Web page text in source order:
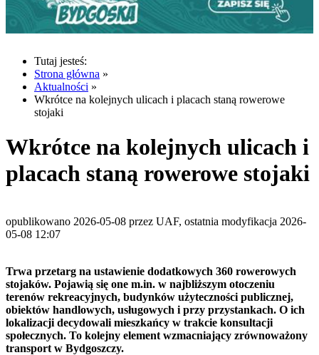
Tutaj jesteś:
Strona główna »
Aktualności »
Wkrótce na kolejnych ulicach i placach staną rowerowe
stojaki
Wkrótce na kolejnych ulicach i
placach staną rowerowe stojaki
opublikowano 2026-05-08 przez UAF, ostatnia modyfikacja 2026-
05-08 12:07
Trwa przetarg na ustawienie dodatkowych 360 rowerowych
stojaków. Pojawią się one m.in. w najbliższym otoczeniu
terenów rekreacyjnych, budynków użyteczności publicznej,
obiektów handlowych, usługowych i przy przystankach. O ich
lokalizacji decydowali mieszkańcy w trakcie konsultacji
społecznych. To kolejny element wzmacniający zrównoważony
transport w Bydgoszczy.